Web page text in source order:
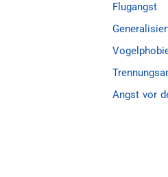
Flugangst
Angst vor